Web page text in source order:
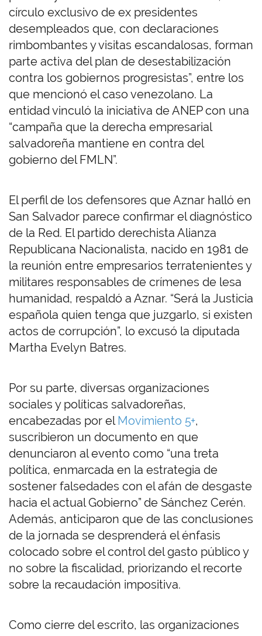
círculo exclusivo de ex presidentes
desempleados que, con declaraciones
rimbombantes y visitas escandalosas, forman
parte activa del plan de desestabilización
contra los gobiernos progresistas”, entre los
que mencionó el caso venezolano. La
entidad vinculó la iniciativa de ANEP con una
“campaña que la derecha empresarial
salvadoreña mantiene en contra del
gobierno del FMLN”.
El perfil de los defensores que Aznar halló en
San Salvador parece confirmar el diagnóstico
de la Red. El partido derechista Alianza
Republicana Nacionalista, nacido en 1981 de
la reunión entre empresarios terratenientes y
militares responsables de crímenes de lesa
humanidad, respaldó a Aznar. “Será la Justicia
española quien tenga que juzgarlo, si existen
actos de corrupción”, lo excusó la diputada
Martha Evelyn Batres.
Por su parte, diversas organizaciones
sociales y políticas salvadoreñas,
encabezadas por elMovimiento 5+,
suscribieron un documento en que
denunciaron al evento como “una treta
política, enmarcada en la estrategia de
sostener falsedades con el afán de desgaste
hacia el actual Gobierno” de Sánchez Cerén.
Además, anticiparon que de las conclusiones
de la jornada se desprenderá el énfasis
colocado sobre el control del gasto público y
no sobre la fiscalidad, priorizando el recorte
sobre la recaudación impositiva.
Como cierre del escrito, las organizaciones